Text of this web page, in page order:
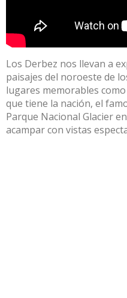
Los Derbez nos llevan a
paisajes del noroeste de
lugares memorables
que tiene la nación, el
Parque Nacional Glacier
acampar con vistas